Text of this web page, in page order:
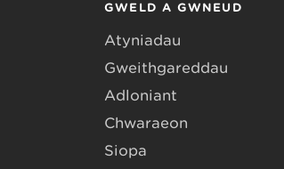
GWELD A GWNEUD
Atyniadau
Gweithgareddau
Adloniant
Chwaraeon
Siopa